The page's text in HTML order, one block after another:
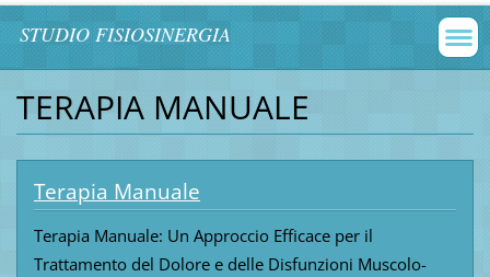
STUDIO FISIOSINERGIA
TERAPIA MANUALE
Terapia Manuale
Terapia Manuale: Un Approccio Efficace per il
Trattamento del Dolore e delle Disfunzioni Muscolo-